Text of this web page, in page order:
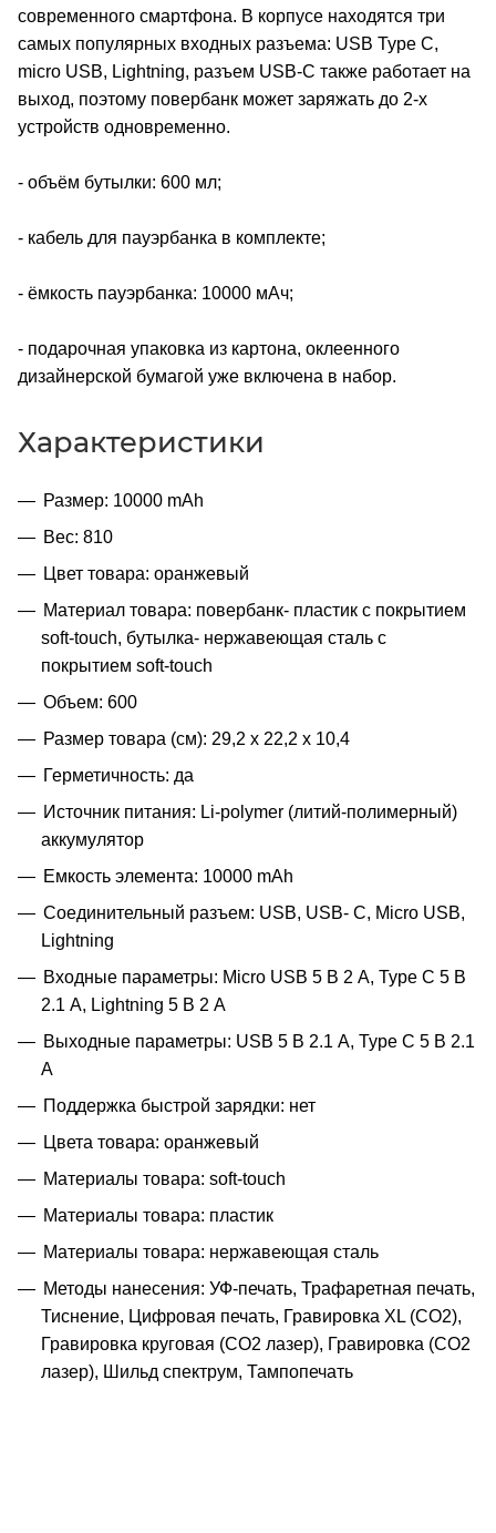
современного смартфона. В корпусе находятся три
самых популярных входных разъема: USB Type C,
micro USB, Lightning, разъем USB-C также работает на
выход, поэтому повербанк может заряжать до 2-х
устройств одновременно.
- объём бутылки: 600 мл;
- кабель для пауэрбанка в комплекте;
- ёмкость пауэрбанка: 10000 мАч;
- подарочная упаковка из картона, оклеенного
дизайнерской бумагой уже включена в набор.
Характеристики
Размер: 10000 mAh
Вес: 810
Цвет товара: оранжевый
Материал товара: повербанк- пластик с покрытием
soft-touch, бутылка- нержавеющая cталь с
покрытием soft-touch
Объем: 600
Размер товара (см): 29,2 х 22,2 х 10,4
Герметичность: да
Источник питания: Li-polymer (литий-полимерный)
аккумулятор
Емкость элемента: 10000 mAh
Соединительный разъем: USB, USB- C, Micro USB,
Lightning
Входные параметры: Micro USB 5 В 2 А, Type C 5 В
2.1 А, Lightning 5 В 2 А
Выходные параметры: USB 5 В 2.1 A, Type C 5 В 2.1
A
Поддержка быстрой зарядки: нет
Цвета товара: оранжевый
Материалы товара: soft-touch
Материалы товара: пластик
Материалы товара: нержавеющая cталь
Методы нанесения: УФ-печать, Трафаретная печать,
Тиснение, Цифровая печать, Гравировка XL (СО2),
Гравировка круговая (CO2 лазер), Гравировка (CO2
лазер), Шильд спектрум, Тампопечать